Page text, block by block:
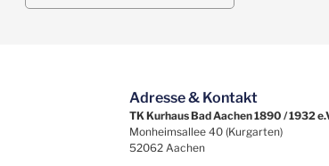
Adresse & Kontakt
TK Kurhaus Bad Aachen 1890 / 1932
Monheimsallee 40 (Kurgarten)
52062 Aachen